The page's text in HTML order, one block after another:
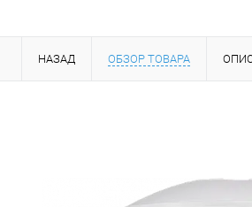
НАЗАД ОБЗОР ТОВАРА